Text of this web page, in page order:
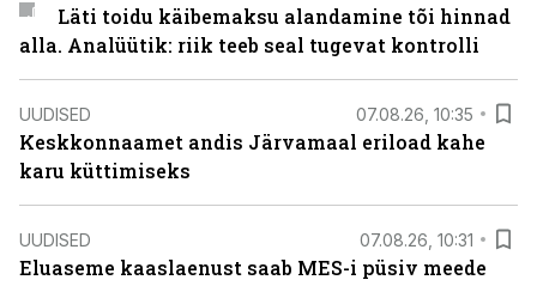
Läti toidu käibemaksu alandamine tõi hinnad
alla. Analüütik: riik teeb seal tugevat kontrolli
UUDISED 07.08.26, 10:35
Keskkonnaamet andis Järvamaal eriload kahe
karu küttimiseks
UUDISED 07.08.26, 10:31
Eluaseme kaaslaenust saab MES-i püsiv meede